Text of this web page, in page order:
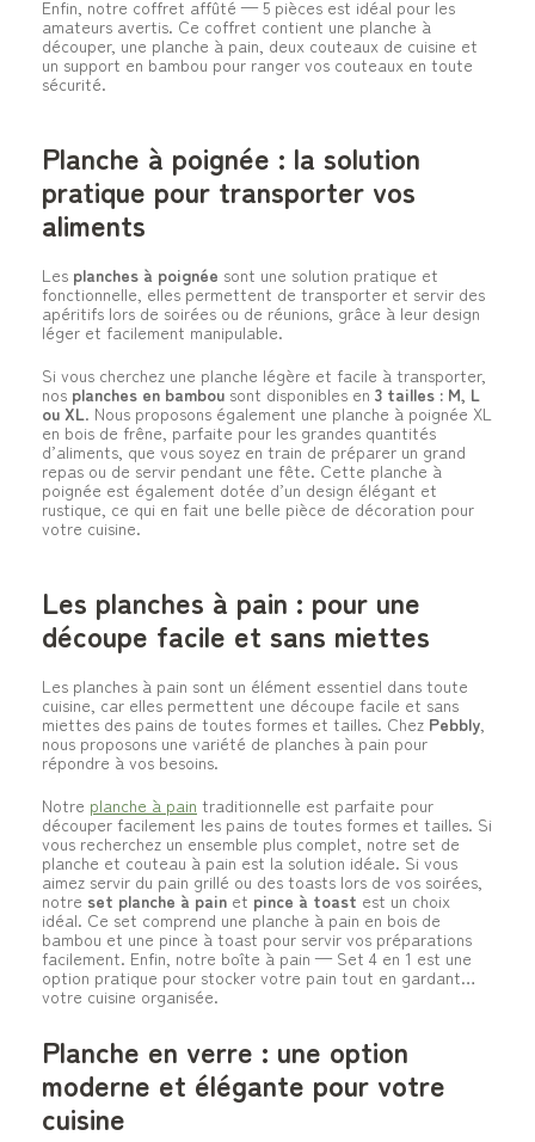
Enfin, notre coffret affûté — 5 pièces est idéal pour les
amateurs avertis. Ce coffret contient une planche à
découper, une planche à pain, deux couteaux de cuisine et
un support en bambou pour ranger vos couteaux en toute
sécurité.
Planche à poignée : la solution
pratique pour transporter vos
aliments
Les planches à poignée sont une solution pratique et
fonctionnelle, elles permettent de transporter et servir des
apéritifs lors de soirées ou de réunions, grâce à leur design
léger et facilement manipulable.
Si vous cherchez une planche légère et facile à transporter,
nos planches en bambou sont disponibles en 3 tailles : M, L
ou XL. Nous proposons également une planche à poignée XL
en bois de frêne, parfaite pour les grandes quantités
d’aliments, que vous soyez en train de préparer un grand
repas ou de servir pendant une fête. Cette planche à
poignée est également dotée d’un design élégant et
rustique, ce qui en fait une belle pièce de décoration pour
votre cuisine.
Les planches à pain : pour une
découpe facile et sans miettes
Les planches à pain sont un élément essentiel dans toute
cuisine, car elles permettent une découpe facile et sans
miettes des pains de toutes formes et tailles. Chez Pebbly
nous proposons une variété de planches à pain pour
répondre à vos besoins.
Notre planche à pain traditionnelle est parfaite pour
découper facilement les pains de toutes formes et tailles. Si
vous recherchez un ensemble plus complet, notre set de
planche et couteau à pain est la solution idéale. Si vous
aimez servir du pain grillé ou des toasts lors de vos soirées,
notre set planche à pain et pince à toast est un choix
idéal. Ce set comprend une planche à pain en bois de
bambou et une pince à toast pour servir vos préparations
facilement. Enfin, notre boîte à pain — Set 4 en 1 est une
option pratique pour stocker votre pain tout en gardant
votre cuisine organisée.
Planche en verre : une option
moderne et élégante pour votre
cuisine